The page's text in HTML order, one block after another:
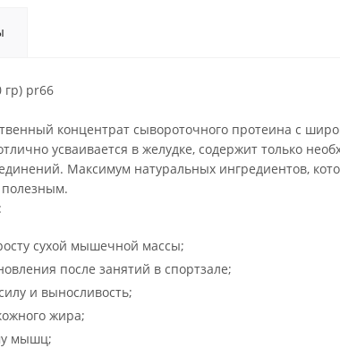
гр) pr66
концентрат сывороточного протеина с
усваивается в желудке, содержит только
Максимум натуральных ингредиентов,
сухой мышечной массы;
после занятий в спортзале;
и выносливость;
жира;
мышц;